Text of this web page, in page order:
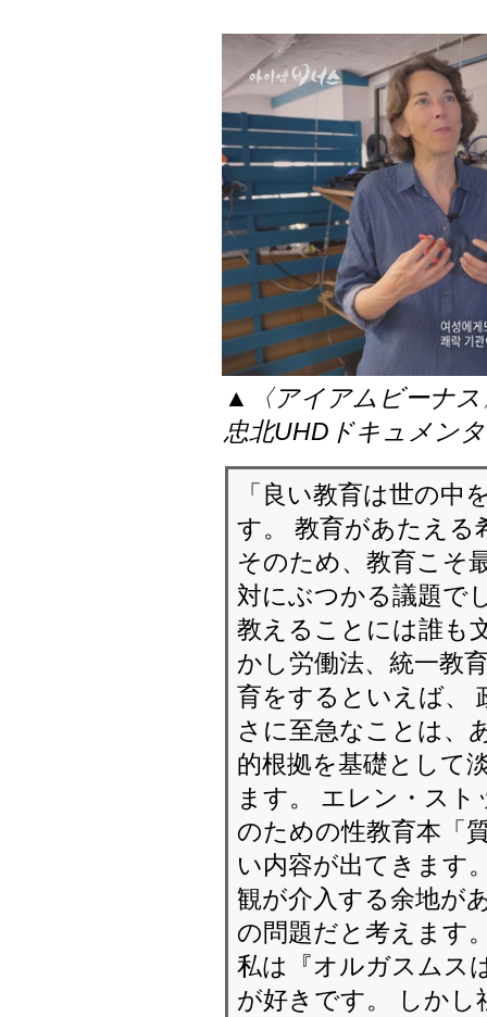
▲〈アイアムビーナ
忠北UHDドキュメン
「良い教育は世の中
す。 教育があたえる
そのため、教育こそ
対にぶつかる議題で
教えることには誰も
かし労働法、統一教
育をするといえば、
さに至急なことは、
的根拠を基礎として
ます。 エレン・ス
のための性教育本「
い内容が出てきます
観が介入する余地が
の問題だと考えます
私は『オルガスムス
が好きです。 しかし